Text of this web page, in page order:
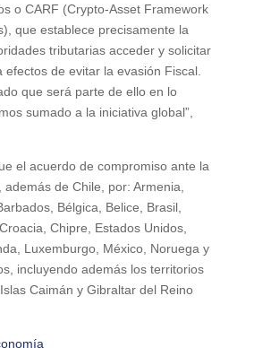
o CARF (Crypto-Asset Framework
que establece precisamente la
tributarias acceder y solicitar
efectos de evitar la evasión Fiscal.
que será parte de ello en lo
sumado a la iniciativa global”,
el acuerdo de compromiso ante la
de Chile, por: Armenia,
Bélgica, Belice, Brasil,
Chipre, Estados Unidos,
Luxemburgo, México, Noruega y
incluyendo además los territorios
Caimán y Gibraltar del Reino